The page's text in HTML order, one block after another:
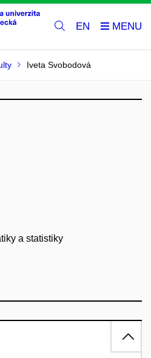
EN
Iveta Svobodová
a statistiky